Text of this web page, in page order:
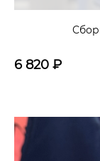
6 820 ₽